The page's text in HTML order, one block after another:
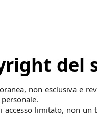
del
non esclusiva e
accesso limitato, non